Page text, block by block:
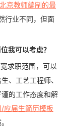
京教师编制的最
行业不同，但面
我可以考虑？
求职范围，可以
、工艺工程师、
的工作态度和解
应届生简历模板